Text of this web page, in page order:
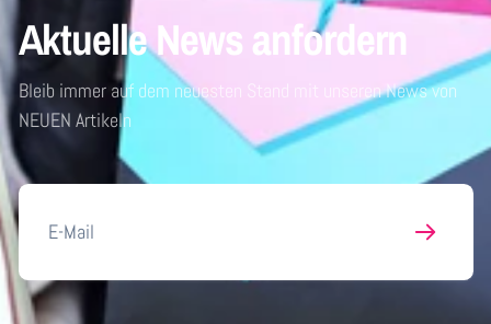
Aktuelle News anfordern
Bleib immer auf dem neuesten Stand mit unseren News von
NEUEN Artikeln
E-
Mail